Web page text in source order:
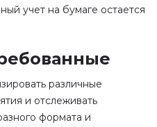
учет на бумаге остается
различные
и отслеживать
формата и